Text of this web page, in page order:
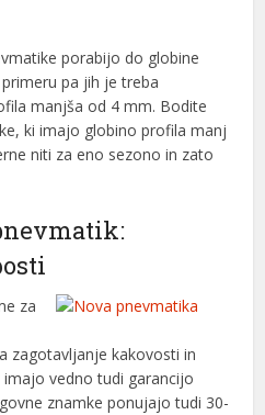
porabijo do globine
pa jih je treba
manjša od 4 mm. Bodite
ki imajo globino profila manj
niti za eno sezono in zato
za
zagotavljanje kakovosti in
vedno tudi garancijo
znamke ponujajo tudi 30-